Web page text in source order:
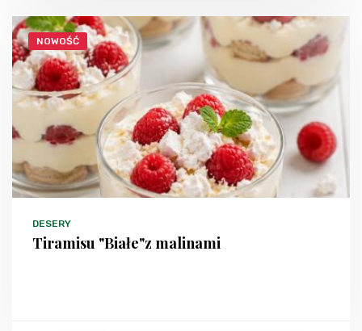
NOWOŚĆ
DESERY
Tiramisu "Białe"z malinami